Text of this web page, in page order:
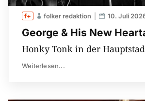
George & His New
folker redaktion 10. Juli
Honky Tonk in der
Weiterlesen...